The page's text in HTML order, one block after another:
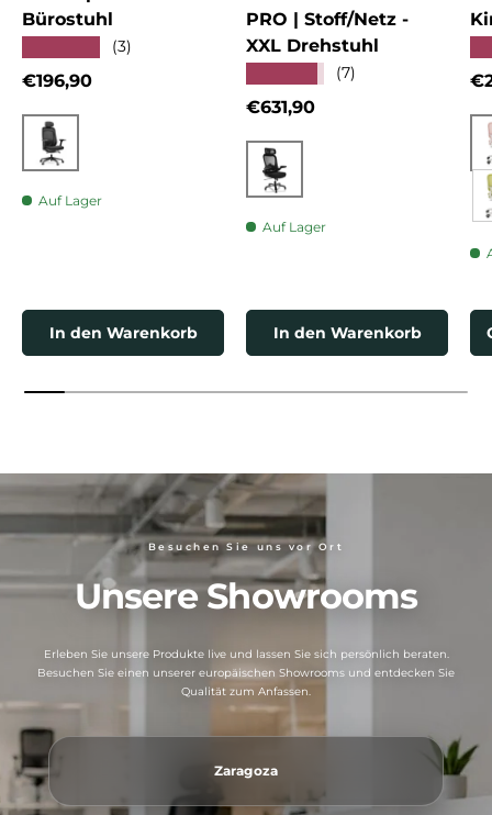
Bürostuhl
(3)
Normaler Preis
€196,90
Schwarz
Auf Lager
In den Warenkorb
PRO | Stoff/Netz -
XXL Drehstuhl
(7)
Normaler Preis
€631,90
Schwarz
Auf Lager
In den Warenkorb
Besuchen Sie uns vor Ort
Unsere Showrooms
Erleben Sie unsere Produkte live und lassen Sie sich persönlich beraten.
Besuchen Sie einen unserer europäischen Showrooms und entdecken Sie
Qualität zum Anfassen.
Zaragoza